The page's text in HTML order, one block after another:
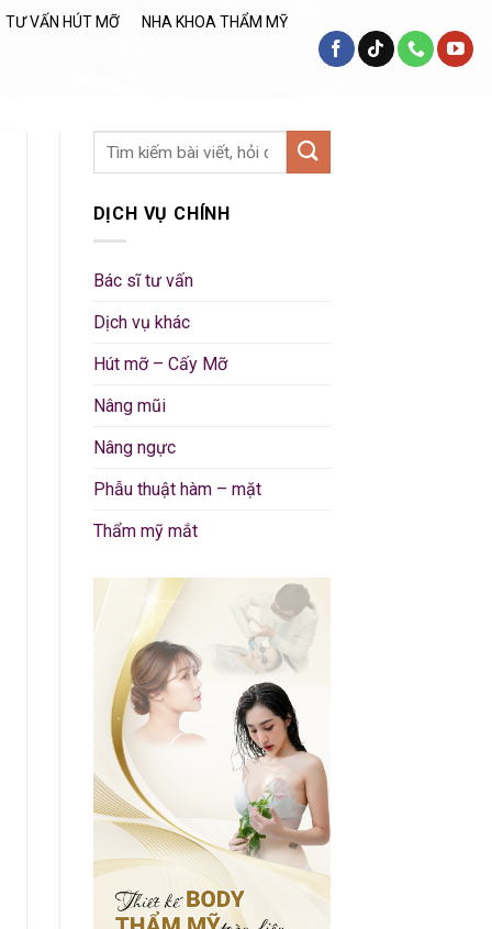
TƯ VẤN HÚT MỠ NHA KHOA THẨM MỸ
DỊCH VỤ CHÍNH
Bác sĩ tư vấn
Dịch vụ khác
Hút mỡ – Cấy Mỡ
Nâng mũi
Nâng ngực
Phẫu thuật hàm – mặt
Thẩm mỹ mắt